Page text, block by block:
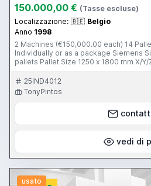
150.000,00 € (Tasse escluse)
Localizzazione: 🇧🇪 Belgio
Anno 1998
2 Machines (€150,000.00 each) 14
Individually or as a package Siemens
pallets Pallet Size 1250 x 1800 mm X/
taper ISO 50 Max job swing 3200 mm
weight on table 10,000 kgs No. of tools
breakage control ISO options
25IND4012
TonyPintos
vedi di
usato